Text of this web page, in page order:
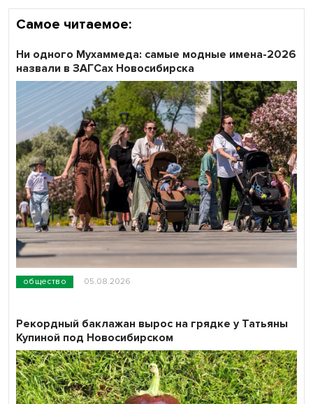
Самое читаемое:
общество 05.08.2026
Ни одного Мухаммеда: самые модные имена-2026
назвали в ЗАГСах Новосибирска
Рекордный баклажан вырос на грядке у Татьяны
Купиной под Новосибирском